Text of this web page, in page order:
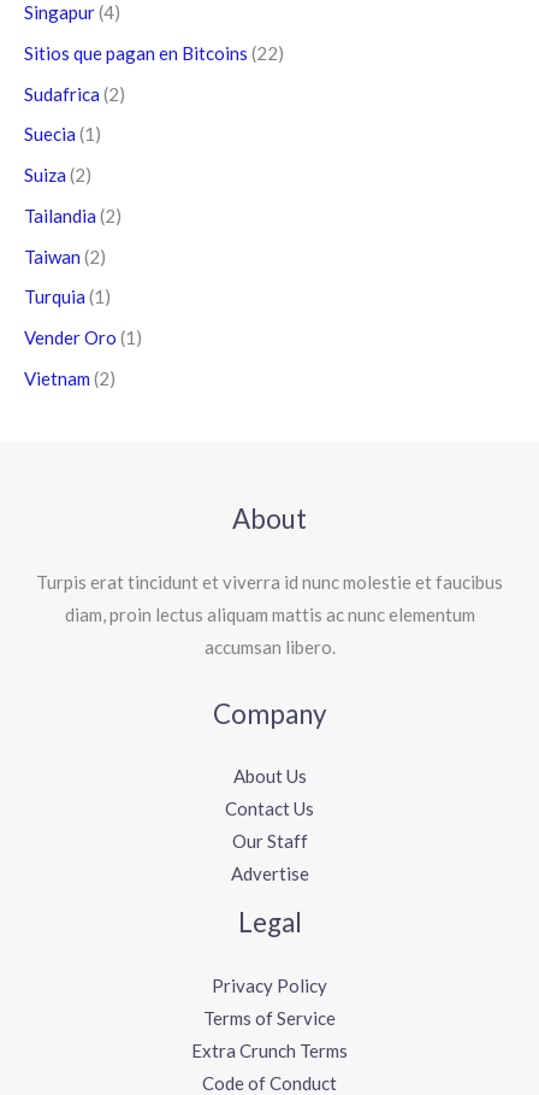
Singapur(4)
Sitios que pagan en Bitcoins (22)
Sudafrica (2)
Suecia (1)
Suiza (2)
Tailandia (2)
Taiwan (2)
Turquia (1)
Vender Oro (1)
Vietnam (2)
About
Turpis erat tincidunt et viverra id nunc molestie et faucibus
diam, proin lectus aliquam mattis ac nunc elementum
accumsan libero.
Company
About Us
Contact Us
Our Staff
Advertise
Legal
Privacy Policy
Terms of Service
Extra Crunch Terms
Code of Conduct